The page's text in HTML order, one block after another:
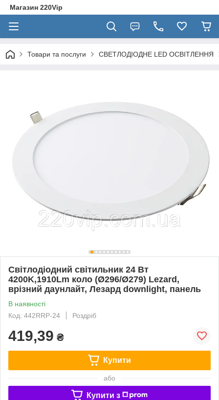
Магазин 220Vip
Товари та послуги СВЕТЛОДІОДНЕ LED ОСВІТЛЕННЯ
Світлодіодний світильник 24 Вт
4200K,1910Lm коло (Ø296/Ø279) Lezard,
врізний даунлайт, Лезард downlight, панель
В наявності
Код: 442RRP-24
Роздріб
419,39 ₴
Купити
або
Купити з